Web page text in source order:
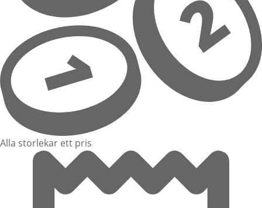
Alla storlekar ett pris